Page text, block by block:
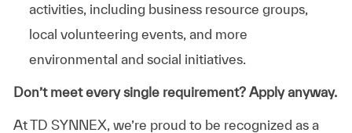
activities, including business resource groups,
local volunteering events, and more
environmental and social initiatives.
Don’t meet every single requirement? Apply anyway.
At TD SYNNEX, we’re proud to be recognized as a